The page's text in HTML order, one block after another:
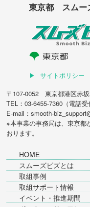
東京都 スムー
サイトポリシー
〒107-0052 東京都港区赤
TEL：03-6455-7360（電話受
E-mail：smooth-
※本事業の事務局は、東京都
おります。
HOME
スムーズビズとは
取組事例
取組サポート情報
イベント・推進期間